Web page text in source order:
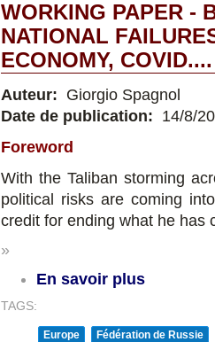
WORKING PAPER -
NATIONAL
ECONOMY, COVID....
Auteur: Giorgio Spagnol
Date de publication: 14/8/
Foreword
With the Taliban storming
political risks are coming
credit for ending what he has
»
En savoir plus
TAGS:
Europe
Fédération de Russie